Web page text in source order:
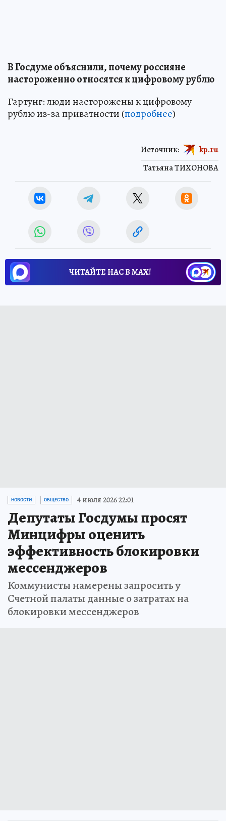
В Госдуме объяснили, почему россияне
настороженно относятся к цифровому рублю
Гартунг: люди насторожены к цифровому
рублю из-за приватности (подробнее)
Татьяна ТИХОНОВА
Источник: kp.ru
ЧИТАЙТЕ НАС В МАХ!
НОВОСТИ ОБЩЕСТВО 4 июля 2026 22:01
Депутаты Госдумы просят
Минцифры оценить
эффективность блокировки
мессенджеров
Коммунисты намерены запросить у
Счетной палаты данные о затратах на
блокировки мессенджеров